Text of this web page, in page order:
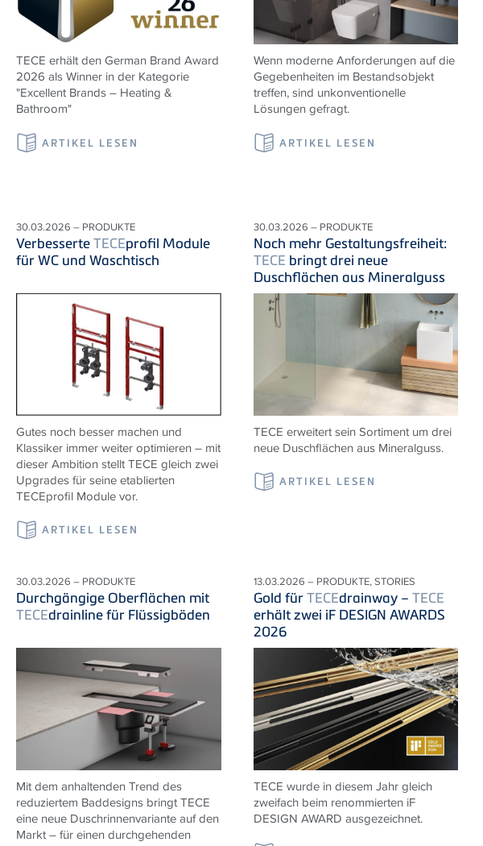
TECE erhält den German Brand Award
2026 als Winner in der Kategorie
"Excellent Brands – Heating &
Bathroom"
ARTIKEL LESEN
Wenn moderne Anforderungen auf die
Gegebenheiten im Bestandsobjekt
treffen, sind unkonventionelle
Lösungen gefragt.
ARTIKEL LESEN
30.03.2026 – PRODUKTE
VerbesserteTECEprofil Module
für WC und Waschtisch
Gutes noch besser machen und
Klassiker immer weiter optimieren – mit
dieser Ambition stellt TECE gleich zwei
Upgrades für seine etablierten
TECEprofil Module vor.
ARTIKEL LESEN
30.03.2026 – PRODUKTE
Noch mehr Gestaltungsfreiheit:
TECE bringt drei neue
Duschflächen aus Mineralguss
TECE erweitert sein Sortiment um drei
neue Duschflächen aus Mineralguss.
ARTIKEL LESEN
30.03.2026 – PRODUKTE
Durchgängige Oberflächen mit
TECEdrainline für Flüssigböden
Mit dem anhaltenden Trend des
reduziertem Baddesigns bringt TECE
eine neue Duschrinnenvariante auf den
Markt – für einen durchgehenden
13.03.2026 – PRODUKTE, STORIES
Gold fürTECEdrainway – TECE
erhält zwei iF DESIGN AWARDS
2026
TECE wurde in diesem Jahr gleich
zweifach beim renommierten iF
DESIGN AWARD ausgezeichnet.